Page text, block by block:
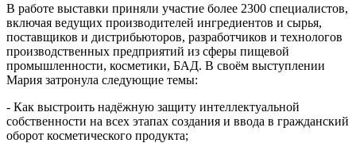
В работе выставки приняли участие более 2300 специалистов,
включая ведущих производителей ингредиентов и сырья,
поставщиков и дистрибьюторов, разработчиков и технологов
производственных предприятий из сферы пищевой
промышленности, косметики, БАД. В своём выступлении
Мария затронула следующие темы:
- Как выстроить надёжную защиту интеллектуальной
собственности на всех этапах создания и ввода в гражданский
оборот косметического продукта;